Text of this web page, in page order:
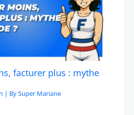
facturer plus : mythe
| BySuper Mariane